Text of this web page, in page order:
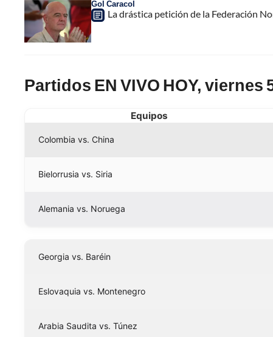
Gol Caracol
La drástica petición de la Federación
Partidos EN VIVO HOY, viernes
Equipos
Colombia vs. China
Bielorrusia vs. Siria
Alemania vs. Noruega
Georgia vs. Baréin
Eslovaquia vs. Montenegro
Arabia Saudita vs. Túnez